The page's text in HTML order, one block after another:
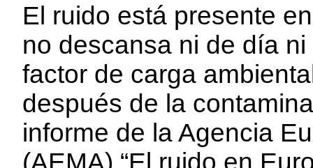
El ruido está presente
no descansa ni de día
factor de carga
después de la
informe de la Agencia
(AEMA) “El ruido en